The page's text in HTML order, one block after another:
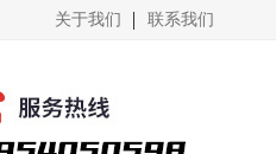
关于我们 联系我们